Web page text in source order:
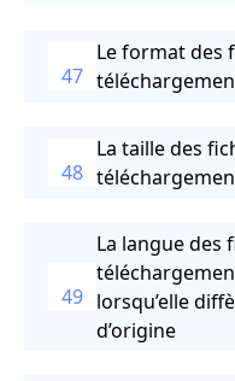
47
Le format des
48
La taille des
49
La langue des
lorsqu’elle
d’origine